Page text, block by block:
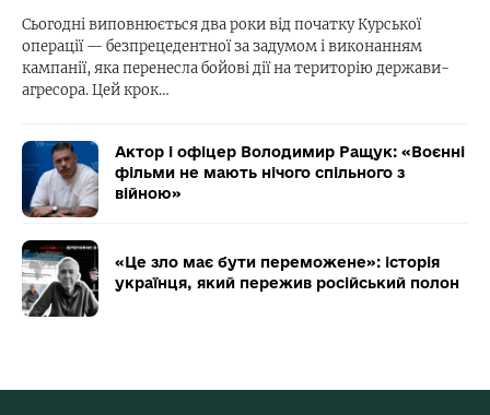
Сьогодні виповнюється два роки від початку Курської
операції — безпрецедентної за задумом і виконанням
кампанії, яка перенесла бойові дії на територію держави-
агресора. Цей крок…
Актор і офіцер Володимир Ращук: «Воєнні
фільми не мають нічого спільного з
війною»
«Це зло має бути переможене»: історія
українця, який пережив російський полон